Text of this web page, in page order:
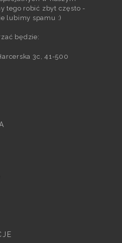
tego robić zbyt często -
lubimy spamu :)
będzie:
3c, 41-500